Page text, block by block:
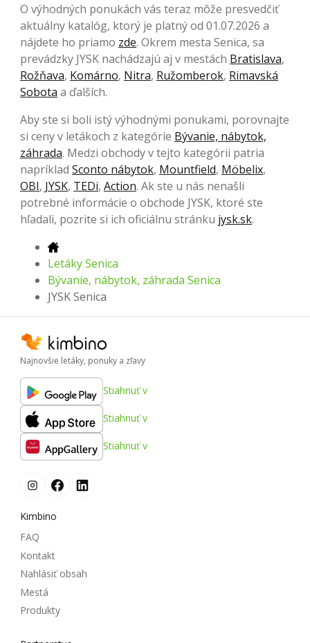
O výhodných ponukách vás teraz môže presvedčiť
aktuálny katalóg, ktorý je platný od 01.07.2026 a
nájdete ho priamo zde. Okrem mesta Senica, sa
prevádzky JYSK nachádzajú aj v mestách Bratislava,
Rožňava, Komárno, Nitra, Ružomberok, Rimavská
Sobota a ďalších.
Aby ste si boli istý výhodnými ponukami, porovnajte
si ceny v letákoch z kategórie Bývanie, nábytok,
záhrada. Medzi obchody v tejto kategórii patria
napríklad Sconto nábytok, Mountfield, Möbelix,
OBI, JYSK, TEDi, Action. Ak ste u nás nenašli
potrebné informácie o obchode JYSK, ktoré ste
hľadali, pozrite si ich oficiálnu stránku jysk.sk.
Letáky Senica
Bývanie, nábytok, záhrada Senica
JYSK Senica
Najnovšie letáky, ponuky a zľavy
Stiahnuť v
Stiahnuť v
Stiahnuť v
Kimbino
FAQ
Kontakt
Nahlásiť obsah
Mestá
Produkty